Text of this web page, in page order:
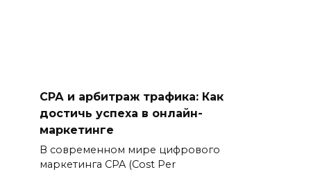
СРА и арбитраж трафика: Как
достичь успеха в онлайн-
маркетинге
В современном мире цифрового
маркетинга CPA (Cost Per